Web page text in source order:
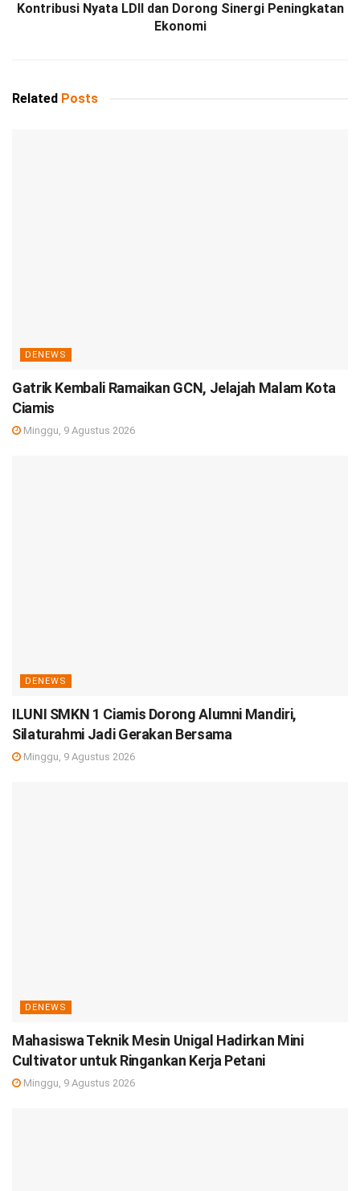
Kontribusi Nyata LDII dan Dorong Sinergi Peningkatan
Ekonomi
Related Posts
DENEWS
Gatrik Kembali Ramaikan GCN, Jelajah Malam Kota
Ciamis
Minggu, 9 Agustus 2026
DENEWS
ILUNI SMKN 1 Ciamis Dorong Alumni Mandiri,
Silaturahmi Jadi Gerakan Bersama
Minggu, 9 Agustus 2026
DENEWS
Mahasiswa Teknik Mesin Unigal Hadirkan Mini
Cultivator untuk Ringankan Kerja Petani
Minggu, 9 Agustus 2026